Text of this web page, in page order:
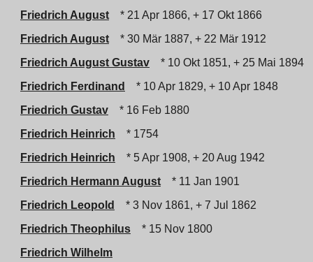
Friedrich August
* 21 Apr 1866, + 17 Okt 1866
Friedrich August
* 30 Mär 1887, + 22 Mär 1912
Friedrich August Gustav
* 10 Okt 1851, + 25 Mai 1894
Friedrich Ferdinand
* 10 Apr 1829, + 10 Apr 1848
Friedrich Gustav
* 16 Feb 1880
Friedrich Heinrich
* 1754
Friedrich Heinrich
* 5 Apr 1908, + 20 Aug 1942
Friedrich Hermann August
* 11 Jan 1901
Friedrich Leopold
* 3 Nov 1861, + 7 Jul 1862
Friedrich Theophilus
* 15 Nov 1800
Friedrich Wilhelm